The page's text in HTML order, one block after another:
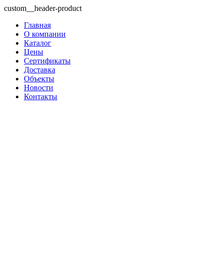
custom__header-product
Главная
О компании
Каталог
Цены
Сертификаты
Доставка
Объекты
Новости
Контакты